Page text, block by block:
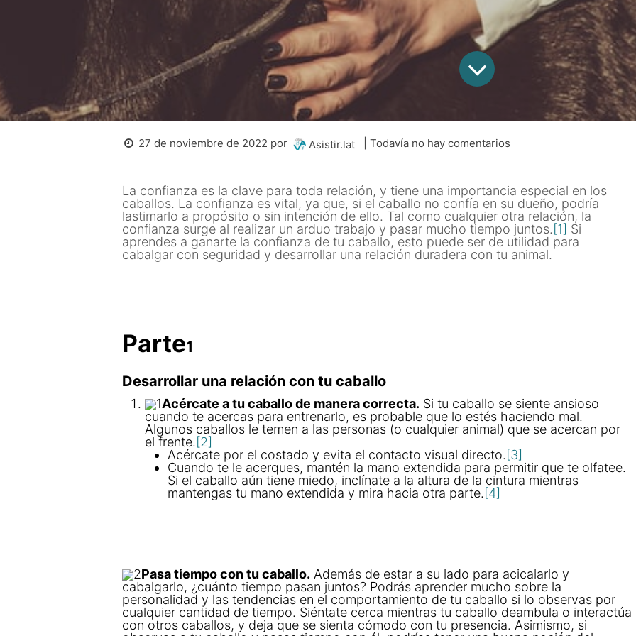
27 de noviembre de 2022 por Asistir.lat | Todavía no hay comentarios
La confianza es la clave para toda relación, y tiene una importancia especial en los
caballos. La confianza es vital, ya que, si el caballo no confía en su dueño, podría
lastimarlo a propósito o sin intención de ello. Tal como cualquier otra relación, la
confianza surge al realizar un arduo trabajo y pasar mucho tiempo juntos. [1] Si
aprendes a ganarte la confianza de tu caballo, esto puede ser de utilidad para
cabalgar con seguridad y desarrollar una relación duradera con tu animal.
Parte1
Desarrollar una relación con tu caballo
1Acércate a tu caballo de manera correcta. Si tu caballo se siente ansioso
cuando te acercas para entrenarlo, es probable que lo estés haciendo mal.
Algunos caballos le temen a las personas (o cualquier animal) que se acercan por
el frente. [2]
Acércate por el costado y evita el contacto visual directo. [3]
Cuando te le acerques, mantén la mano extendida para permitir que te olfatee.
Si el caballo aún tiene miedo, inclínate a la altura de la cintura mientras
mantengas tu mano extendida y mira hacia otra parte. [4]
2Pasa tiempo con tu caballo. Además de estar a su lado para acicalarlo y
cabalgarlo, ¿cuánto tiempo pasan juntos? Podrás aprender mucho sobre la
personalidad y las tendencias en el comportamiento de tu caballo si lo observas por
cualquier cantidad de tiempo. Siéntate cerca mientras tu caballo deambula o interactúa
con otros caballos, y deja que se sienta cómodo con tu presencia. Asimismo, si